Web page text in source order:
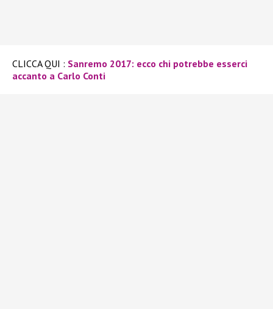
CLICCA QUI : Sanremo 2017: ecco chi potrebbe esserci
accanto a Carlo Conti